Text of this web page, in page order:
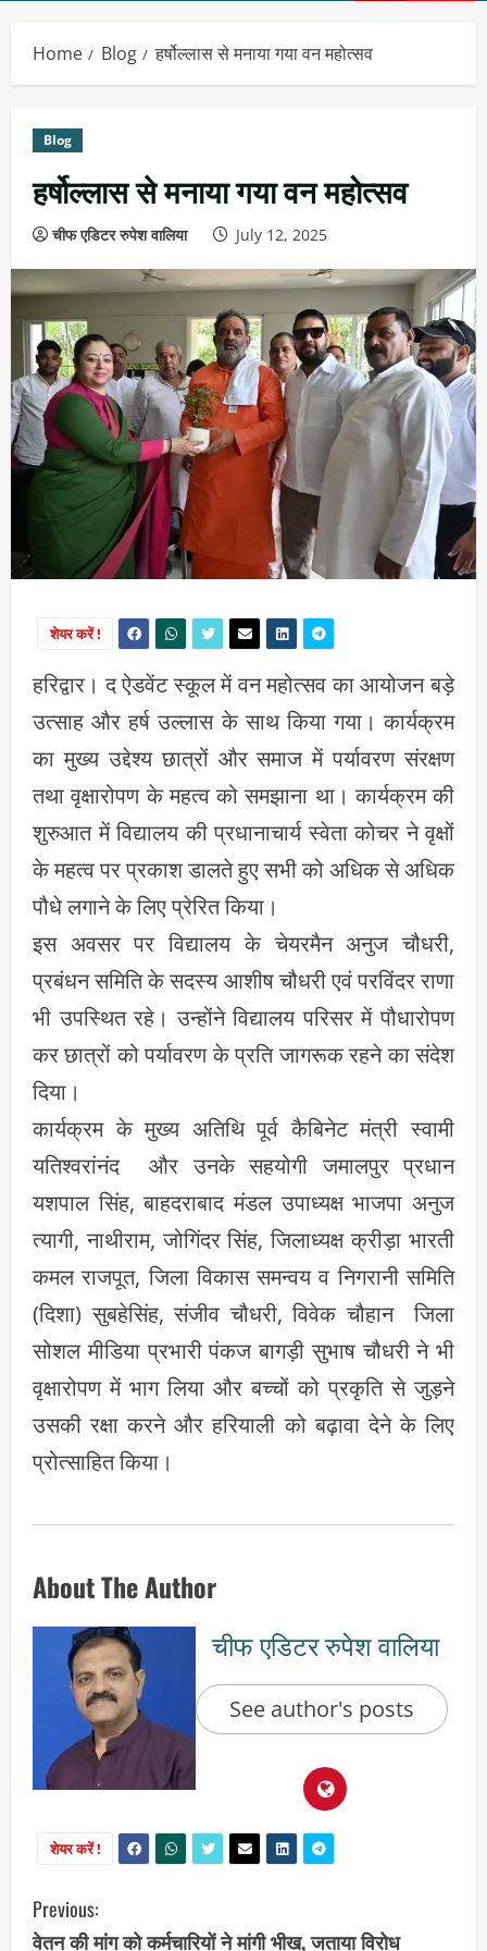
Home Blog हर्षोल्लास से मनाया गया वन महोत्सव
Blog
हर्षोल्लास से मनाया गया वन महोत्सव
चीफ एडिटर रुपेश वालिया July 12, 2025
शेयर करें !
हरिद्वार। द ऐडवेंट स्कूल में वन महोत्सव का आयोजन बड़े
उत्साह और हर्ष उल्लास के साथ किया गया। कार्यक्रम
का मुख्य उद्देश्य छात्रों और समाज में पर्यावरण संरक्षण
तथा वृक्षारोपण के महत्व को समझाना था। कार्यक्रम की
शुरुआत में विद्यालय की प्रधानाचार्य स्वेता कोचर ने वृक्षों
के महत्व पर प्रकाश डालते हुए सभी को अधिक से अधिक
पौधे लगाने के लिए प्रेरित किया।
इस अवसर पर विद्यालय के चेयरमैन अनुज चौधरी,
प्रबंधन समिति के सदस्य आशीष चौधरी एवं परविंदर राणा
भी उपस्थित रहे। उन्होंने विद्यालय परिसर में पौधारोपण
कर छात्रों को पर्यावरण के प्रति जागरूक रहने का संदेश
दिया।
कार्यक्रम के मुख्य अतिथि पूर्व कैबिनेट मंत्री स्वामी
यतिश्वरांनंद और उनके सहयोगी जमालपुर प्रधान
यशपाल सिंह, बाहदराबाद मंडल उपाध्यक्ष भाजपा अनुज
त्यागी, नाथीराम, जोगिंदर सिंह, जिलाध्यक्ष क्रीड़ा भारती
कमल राजपूत, जिला विकास समन्वय व निगरानी समिति
(दिशा) सुबहेसिंह, संजीव चौधरी, विवेक चौहान जिला
सोशल मीडिया प्रभारी पंकज बागड़ी सुभाष चौधरी ने भी
वृक्षारोपण में भाग लिया और बच्चों को प्रकृति से जुड़ने
उसकी रक्षा करने और हरियाली को बढ़ावा देने के लिए
प्रोत्साहित किया।
About The Author
चीफ एडिटर रुपेश वालिया
See author's posts
शेयर करें !
C
Previous:
वेतन की मांग को कर्मचारियों ने मांगी भीख, जताया विरोध